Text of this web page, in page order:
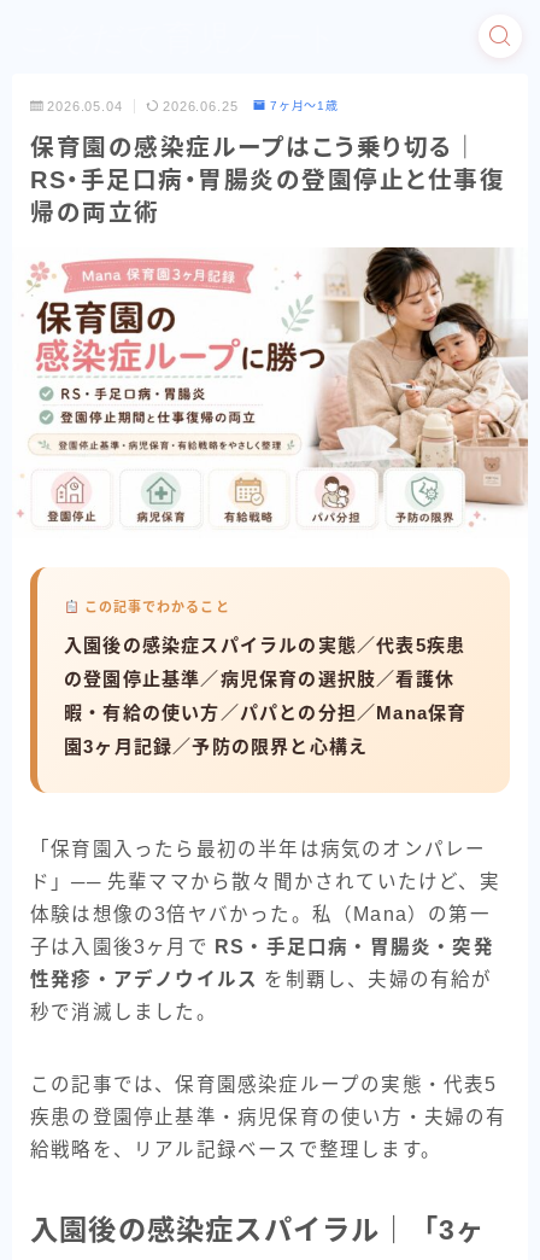
2026.05.04 2026.06.25 7ヶ月〜1歳
保育園の感染症ループはこう乗り切る｜
RS・手足口病・胃腸炎の登園停止と仕事復
帰の両立術
この記事でわかること
入園後の感染症スパイラルの実態／代表5疾患
の登園停止基準／病児保育の選択肢／看護休
暇・有給の使い方／パパとの分担／Mana保育
園3ヶ月記録／予防の限界と心構え
「保育園入ったら最初の半年は病気のオンパレー
ド」── 先輩ママから散々聞かされていたけど、実
体験は想像の3倍ヤバかった。私（Mana）の第一
子は入園後3ヶ月で
RS・手足口病・胃腸炎・突発
性発疹・アデノウイルス を制覇し、夫婦の有給が
秒で消滅しました。
この記事では、保育園感染症ループの実態・代表5
疾患の登園停止基準・病児保育の使い方・夫婦の有
給戦略を、リアル記録ベースで整理します。
入園後の感染症スパイラル｜「3ヶ